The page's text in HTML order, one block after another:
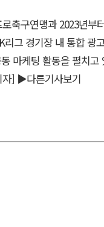
축구연맹과 2023년부
리그 경기장 내 통합
마케팅 활동을 펼치고
] ▶다른기사보기